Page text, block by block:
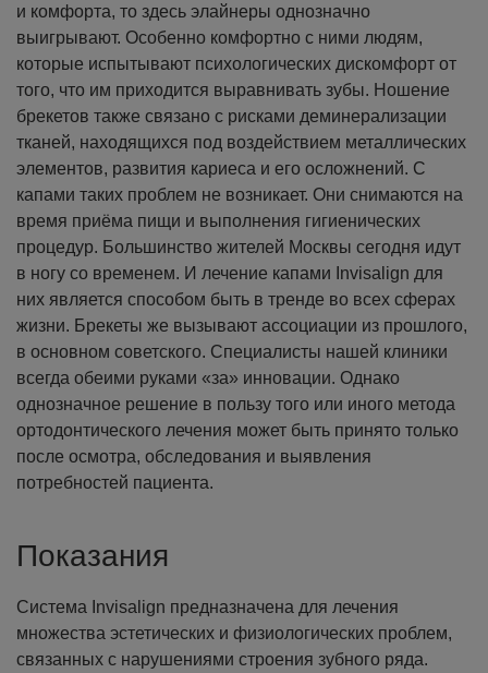
и комфорта, то здесь элайнеры однозначно
выигрывают. Особенно комфортно с ними людям,
которые испытывают психологических дискомфорт от
того, что им приходится выравнивать зубы. Ношение
брекетов также связано с рисками деминерализации
тканей, находящихся под воздействием металлических
элементов, развития кариеса и его осложнений. С
капами таких проблем не возникает. Они снимаются на
время приёма пищи и выполнения гигиенических
процедур. Большинство жителей Москвы сегодня идут
в ногу со временем. И лечение капами Invisalign для
них является способом быть в тренде во всех сферах
жизни. Брекеты же вызывают ассоциации из прошлого,
в основном советского. Специалисты нашей клиники
всегда обеими руками «за» инновации. Однако
однозначное решение в пользу того или иного метода
ортодонтического лечения может быть принято только
после осмотра, обследования и выявления
потребностей пациента.
Показания
Система Invisalign предназначена для лечения
множества эстетических и физиологических проблем,
связанных с нарушениями строения зубного ряда.